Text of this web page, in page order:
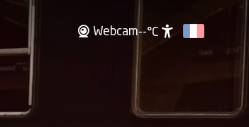
Webcam--°C